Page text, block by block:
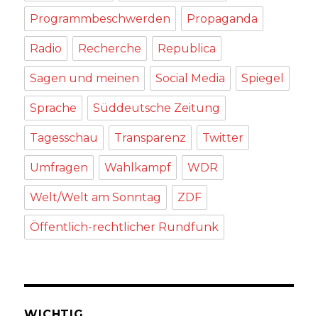
Programmbeschwerden Propaganda
Radio Recherche Republica
Sagen und meinen Social Media Spiegel
Sprache Süddeutsche Zeitung
Tagesschau Transparenz Twitter
Umfragen Wahlkampf WDR
Welt/Welt am Sonntag ZDF
Öffentlich-rechtlicher Rundfunk